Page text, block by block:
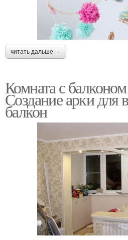
читать дальше →
Комната с
Создание арки для
балкон